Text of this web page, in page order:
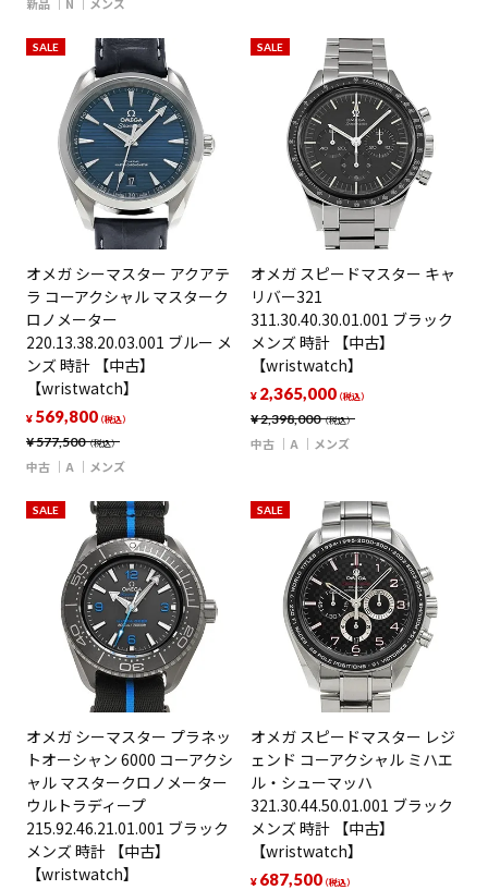
SALE
オメガ シーマスター アクアテ
ラ コーアクシャル マスターク
ロノメーター
220.13.38.20.03.001 ブルー メ
ンズ 時計 【中古】
【wristwatch】
¥577,500（税込）
¥ 569,800（税込）
中古 A メンズ
SALE
オメガ スピードマスター キャ
リバー321
311.30.40.30.01.001 ブラック
メンズ 時計 【中古】
【wristwatch】
¥2,398,000（税込）
¥ 2,365,000（税込）
中古 A メンズ
SALE
オメガ シーマスター プラネッ
トオーシャン 6000 コーアクシ
ャル マスタークロノメーター
ウルトラディープ
215.92.46.21.01.001 ブラック
メンズ 時計 【中古】
【wristwatch】
SALE
オメガ スピードマスター レジ
ェンド コーアクシャル ミハエ
ル・シューマッハ
321.30.44.50.01.001 ブラック
メンズ 時計 【中古】
【wristwatch】
¥ 687,500（税込）